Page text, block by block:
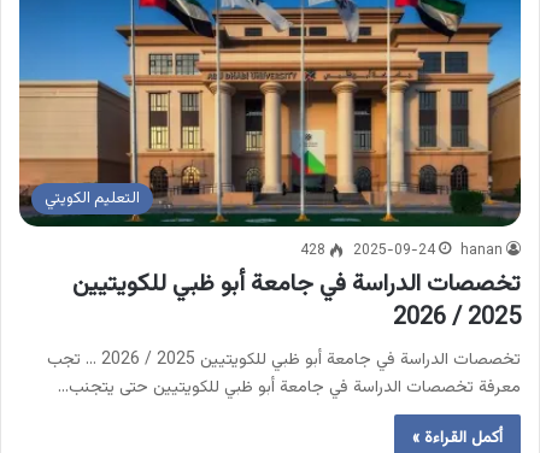
التعليم الكويتي
hanan
2025-09-24
428
تخصصات الدراسة في جامعة أبو ظبي للكويتيين
2025 / 2026
تخصصات الدراسة في جامعة أبو ظبي للكويتيين 2025 / 2026 … تجب
معرفة تخصصات الدراسة في جامعة أبو ظبي للكويتيين حتى يتجنب…
أكمل القراءة »